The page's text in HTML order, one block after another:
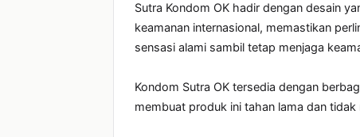
Sutra Kondom OK hadir dengan desain
keamanan internasional, memastikan
sensasi alami sambil tetap menjaga
Kondom Sutra OK tersedia dengan
membuat produk ini tahan lama dan